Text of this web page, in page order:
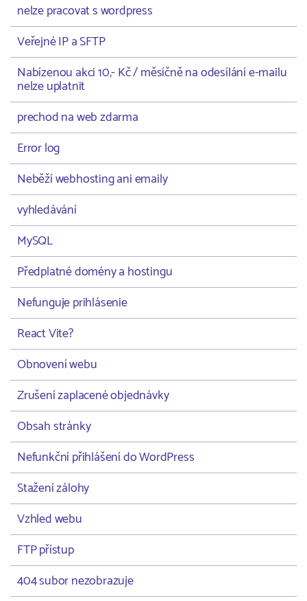
nelze pracovat s wordpress
Veřejné IP a SFTP
Nabízenou akci 10,- Kč / měsíčně na odesílání e-mailu
nelze uplatnit
prechod na web zdarma
Error log
Neběží webhosting ani emaily
vyhledávání
MySQL
Předplatné domény a hostingu
Nefunguje prihlásenie
React Vite?
Obnovení webu
Zrušení zaplacené objednávky
Obsah stránky
Nefunkční přihlášení do WordPress
Stažení zálohy
Vzhled webu
FTP přístup
404 subor nezobrazuje